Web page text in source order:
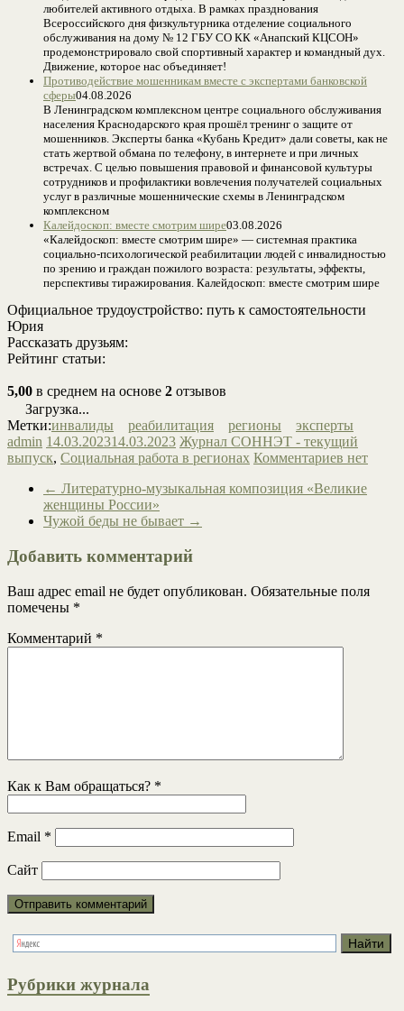
любителей активного отдыха. В рамках празднования
Всероссийского дня физкультурника отделение социального
обслуживания на дому № 12 ГБУ СО КК «Анапский КЦСОН»
продемонстрировало свой спортивный характер и командный дух.
Движение, которое нас объединяет!
Противодействие мошенникам вместе с экспертами банковской
сферы04.08.2026
В Ленинградском комплексном центре социального обслуживания
населения Краснодарского края прошёл тренинг о защите от
мошенников. Эксперты банка «Кубань Кредит» дали советы, как не
стать жертвой обмана по телефону, в интернете и при личных
встречах. С целью повышения правовой и финансовой культуры
сотрудников и профилактики вовлечения получателей социальных
услуг в различные мошеннические схемы в Ленинградском
комплексном
Калейдоскоп: вместе смотрим шире03.08.2026
«Калейдоскоп: вместе смотрим шире» — системная практика
социально-психологической реабилитации людей с инвалидностью
по зрению и граждан пожилого возраста: результаты, эффекты,
перспективы тиражирования. Калейдоскоп: вместе смотрим шире
Официальное трудоустройство: путь к самостоятельности
Юрия
Рассказать друзьям:
Рейтинг статьи:
5,00 в среднем на основе 2 отзывов
Загрузка...
Метки:инвалиды реабилитация регионы
эксперты
admin 14.03.202314.03.2023 Журнал СОННЭТ - текущий
выпуск, Социальная работа в регионах Комментариев нет
← Литературно-музыкальная композиция «Великие
женщины России»
Чужой беды не бывает →
Добавить комментарий
Ваш адрес email не будет опубликован. Обязательные поля
помечены *
Комментарий *
Как к Вам обращаться? *
Email *
Сайт
Рубрики журнала